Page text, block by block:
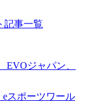
記事一覧
EVOジャパン、
eスポーツワール